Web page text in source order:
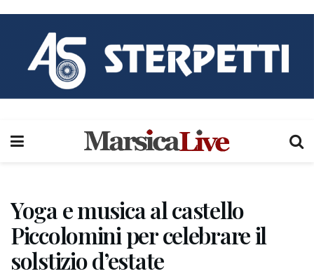
Yoga e musica al castello
Piccolomini per celebrare il
solstizio d’estate